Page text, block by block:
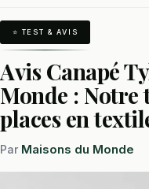
⭐ TEST & AVIS
Avis Canapé
Monde : Notre
places en
Par Maisons du Monde